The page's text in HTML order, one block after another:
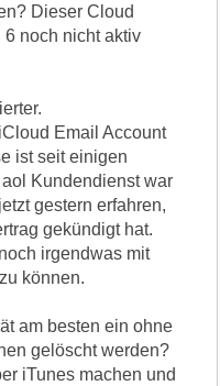
Dieser Cloud
noch nicht aktiv
Email Account
ist seit einigen
Kundendienst war
gestern erfahren,
gekündigt hat.
irgendwas mit
können.
am besten ein ohne
gelöscht werden?
iTunes machen und